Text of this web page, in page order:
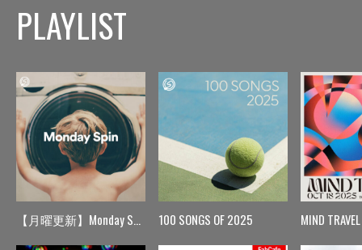
PLAYLIST
【月曜更新】Monday Spin 100 SONGS OF 2025 MIND TRAVEL